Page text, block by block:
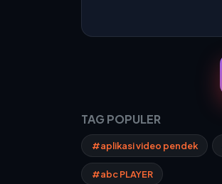
TAG POPULER
#aplikasi video pendek
#abc PLAYER